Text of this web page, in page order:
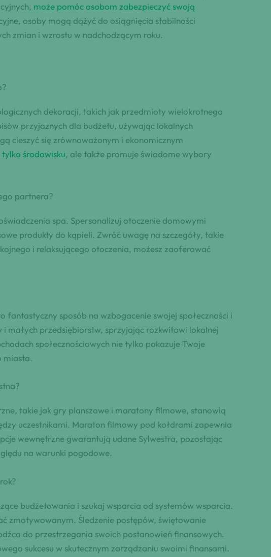
może pomóc osobom zabezpieczyć swoją
osoby mogą dążyć do osiągnięcia stabilności
zmian i wzrostu w nadchodzącym roku.
dekoracji, takich jak przedmioty wielokrotnego
przyjaznych dla budżetu, używając lokalnych
cieszyć się zrównoważonym i ekonomicznym
środowisku, ale także promuje świadome wybory
partnera?
spa. Spersonalizuj otoczenie domowymi
produkty do kąpieli. Zwróć uwagę na szczegóły, takie
i relaksującego otoczenia, możesz zaoferować
sposób na wzbogacenie swojej społeczności i
małych przedsiębiorstw, sprzyjając rozkwitowi lokalnej
społecznościowych nie tylko pokazuje Twoje
miasta.
takie jak gry planszowe i maratony filmowe, stanowią
uczestnikami. Maraton filmowy pod kołdrami zapewnia
wewnętrzne gwarantują udane Sylwestra, pozostając
na warunki pogodowe.
budżetowania i szukaj wsparcia od systemów wsparcia.
zmotywowanym. Śledzenie postępów, świętowanie
do przestrzegania swoich postanowień finansowych.
sukcesu w skutecznym zarządzaniu swoimi finansami.